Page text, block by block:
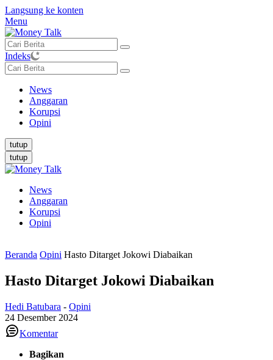
Langsung ke konten
Menu
Indeks
News
Anggaran
Korupsi
Opini
tutup
tutup
News
Anggaran
Korupsi
Opini
Beranda Opini Hasto Ditarget Jokowi Diabaikan
Hasto Ditarget Jokowi Diabaikan
Hedi Batubara - Opini
24 Desember 2024
Komentar
Bagikan